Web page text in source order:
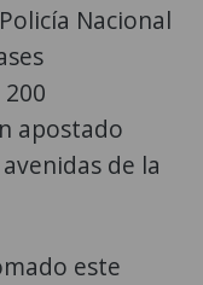
Nacional
apostado
de la
este